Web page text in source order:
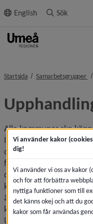
innehållet
English Sök
Startsida Samarbetsgrupper
Alla kommuner ska
I över 25 år har
olika sätt när det gäller
frågat övriga kommuner
de vill delta i. När
krans­kommunerna
även Umeå kommun,
krans­kommunerna med
Umeå kommun
Vi använder kakor
dig!
Vi använder vi oss av kakor
och för att förbättra
nyttiga funktioner som till
det känns okej och att du
kakor som får användas